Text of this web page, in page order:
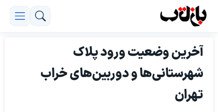
آخرین وضعیت ورود پلاک
شهرستانی‌ها و دوربین‌های خراب
تهران